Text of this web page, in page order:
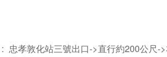
忠孝敦化站三號出口->直行約200公尺-